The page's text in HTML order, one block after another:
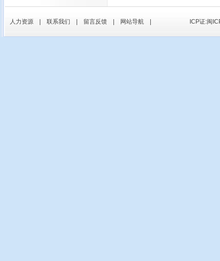
人力资源 联系我们 留言反馈 网站导航 ICP证:闽